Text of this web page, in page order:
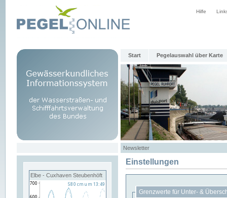
Hilfe
Start Pegelauswahl über Karte
Newsletter
Elbe - Cuxhaven Steubenhöft
Einstellungen
Grenzwerte für Unter- &